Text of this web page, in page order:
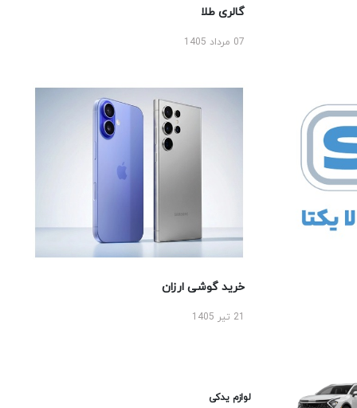
گالری طلا
07 مرداد 1405
خرید گوشی ارزان
لوازم یدکی